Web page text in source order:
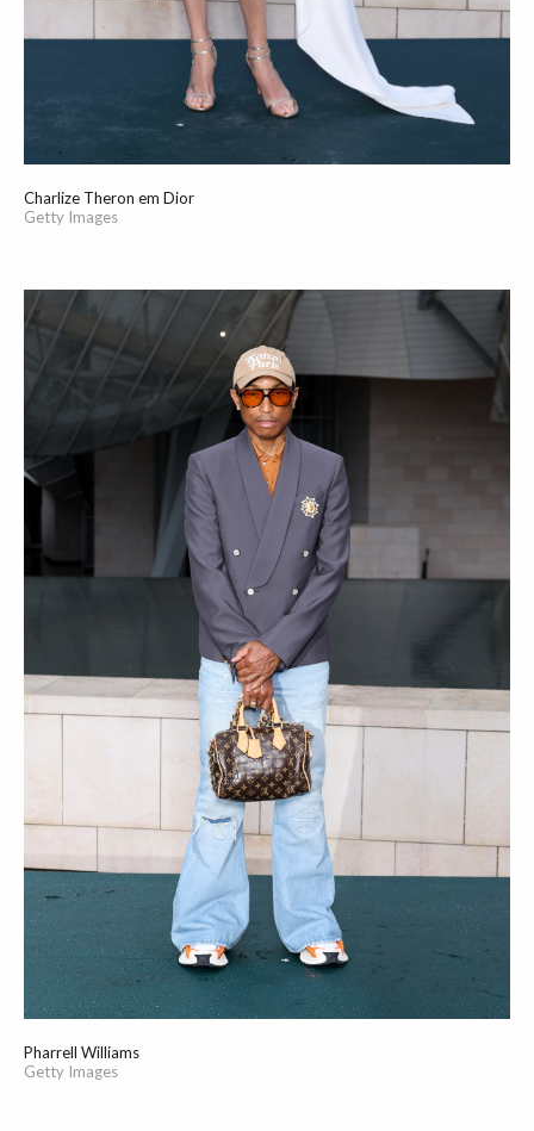
Charlize Theron em Dior
Getty Images
Pharrell Williams
Getty Images